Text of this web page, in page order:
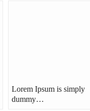
Lorem Ipsum is simply
dummy…